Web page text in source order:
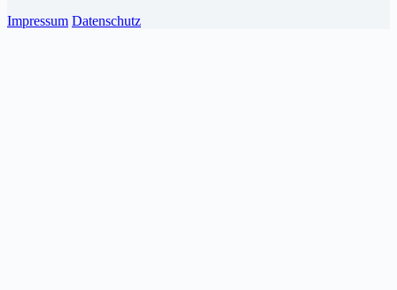
Impressum Datenschutz